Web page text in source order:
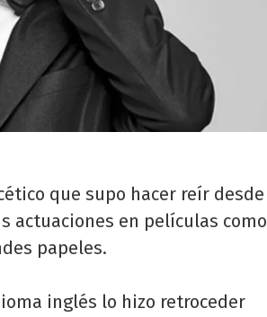
que supo hacer reír desde
actuaciones en películas como
papeles.
inglés lo hizo retroceder